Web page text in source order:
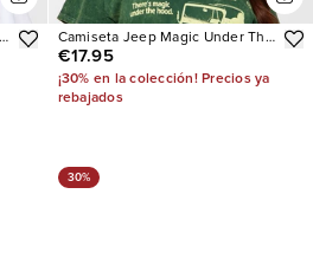
Camiseta Jeep Magic Under The
Hood Washed
€17.95
¡30% en la colección! Precios ya
rebajados
30%